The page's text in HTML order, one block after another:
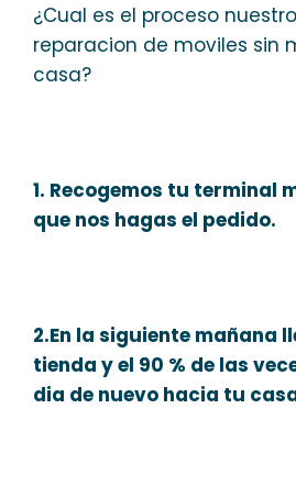
¿Cual es el proceso
reparacion de moviles sin
casa?
1. Recogemos tu terminal
que nos hagas el pedido.
2.En la siguiente mañana
tienda y el 90 % de las
dia de nuevo hacia tu